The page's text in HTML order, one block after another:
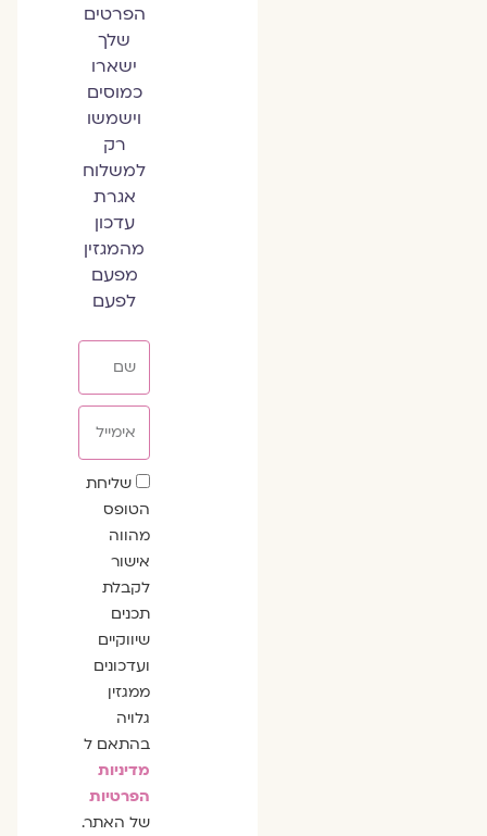
הפרטים
שלך
ישארו
כמוסים
וישמשו
רק
למשלוח
אגרת
עדכון
מהמגזין
מפעם
לפעם
שדה
הסכמה
שליחת
הטופס
מהווה
אישור
לקבלת
תכנים
שיווקיים
ועדכונים
ממגזין
גלויה
בהתאם ל
מדיניות
הפרטיות
של האתר.